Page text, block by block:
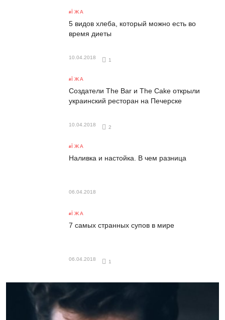
ЇЖА
5 видов хлеба, который можно есть во
время диеты
10.04.2018
1
ЇЖА
Создатели The Bar и The Cake открыли
украинский ресторан на Печерске
10.04.2018
2
ЇЖА
Наливка и настойка. В чем разница
06.04.2018
ЇЖА
7 самых странных супов в мире
06.04.2018
1